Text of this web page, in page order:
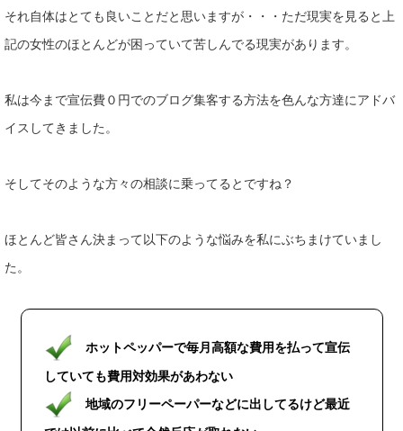
それ自体はとても良いことだと思いますが・・・ただ現実を見ると上
記の女性のほとんどが困っていて苦しんでる現実があります。
私は今まで宣伝費０円でのブログ集客する方法を色んな方達にアドバ
イスしてきました。
そしてそのような方々の相談に乗ってるとですね？
ほとんど皆さん決まって以下のような悩みを私にぶちまけていまし
た。
ホットペッパーで毎月高額な費用を払って宣伝
していても費用対効果があわない
地域のフリーペーパーなどに出してるけど最近